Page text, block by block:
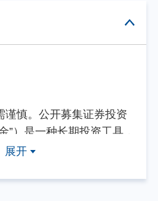
谨慎。公开募集证券投资
”）是一种长期投资工具，
资，降低投资单一证券所
金融工具，当您购买基金
展开